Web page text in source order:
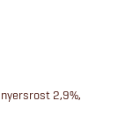
2,9%,